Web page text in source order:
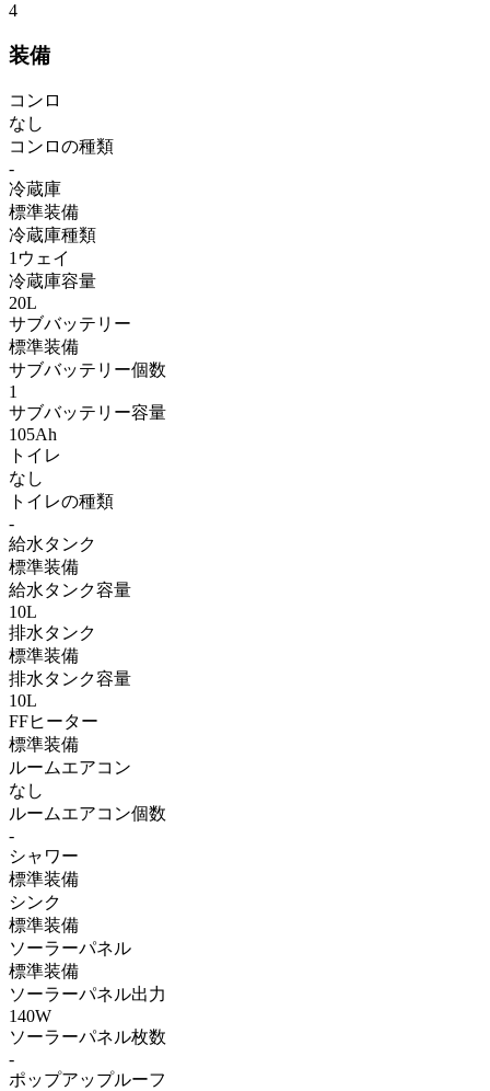
4
装備
コンロ
なし
コンロの種類
-
冷蔵庫
標準装備
冷蔵庫種類
1ウェイ
冷蔵庫容量
20L
サブバッテリー
標準装備
サブバッテリー個数
1
サブバッテリー容量
105Ah
トイレ
なし
トイレの種類
-
給水タンク
標準装備
給水タンク容量
10L
排水タンク
標準装備
排水タンク容量
10L
FFヒーター
標準装備
ルームエアコン
なし
ルームエアコン個数
-
シャワー
標準装備
シンク
標準装備
ソーラーパネル
標準装備
ソーラーパネル出力
140W
ソーラーパネル枚数
-
ポップアップルーフ